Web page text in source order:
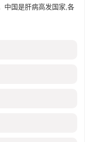
中国是肝病高发国家,各